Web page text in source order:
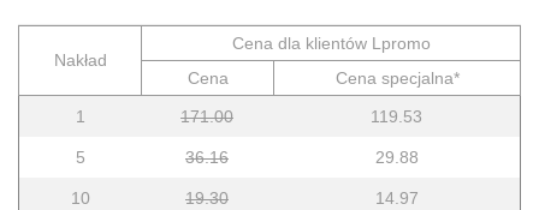
Nakład
Cena dla klientów Lpromo
Cena
Cena specjalna*
1
171.00 119.53
5 36.16 29.88
10 19.30 14.97